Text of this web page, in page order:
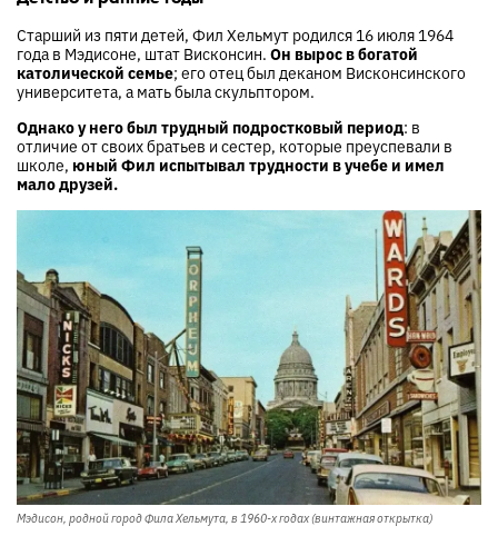
Старший из пяти детей, Фил Хельмут родился 16 июля 1964
года в Мэдисоне, штат Висконсин. Он вырос в богатой
католической семье; его отец был деканом Висконсинского
университета, а мать была скульптором.
Однако у него был трудный подростковый период: в
отличие от своих братьев и сестер, которые преуспевали в
школе, юный Фил испытывал трудности в учебе и имел
мало друзей.
Мэдисон, родной город Фила Хельмута, в 1960-х годах (винтажная открытка)